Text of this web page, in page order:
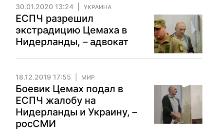
30.01.2020 13:24 УКРАИНА
ЕСПЧ разрешил
экстрадицию Цемаха в
Нидерланды, – адвокат
18.12.2019 17:55 МИР
Боевик Цемах подал в
ЕСПЧ жалобу на
Нидерланды и Украину, –
росСМИ